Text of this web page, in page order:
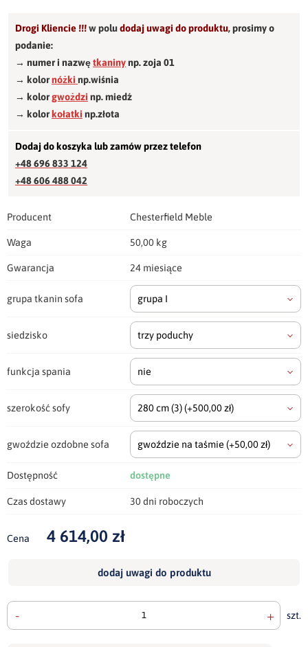
Drogi Kliencie !!!w poludodaj uwagi do produktu,prosimy o
podanie:
→ numer i nazwętkaninynp. zoja 01
→ kolornóżki np.wiśnia
→ kolorgwożdzi np. miedź
→ kolorkołatki np.złota
Dodaj do koszyka lub zamów przez telefon
+48 696 833 124
+48 606 488 042
Producent Chesterfield Meble
Waga 50,00 kg
Gwarancja 24 miesiące
grupa tkanin sofa grupa I
siedzisko trzy poduchy
funkcja spania nie
szerokość sofy 280 cm(3)(+500,00 zł)
gwoździe ozdobne sofa gwoździe na taśmie (+50,00 zł)
Dostępność dostępne
Czas dostawy 30 dni roboczych
Cena 4 614,00 zł
dodaj uwagi do produktu
- + szt.